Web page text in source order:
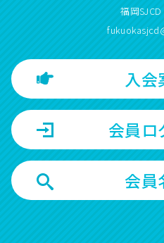
福岡
入会
会員ロ
会員